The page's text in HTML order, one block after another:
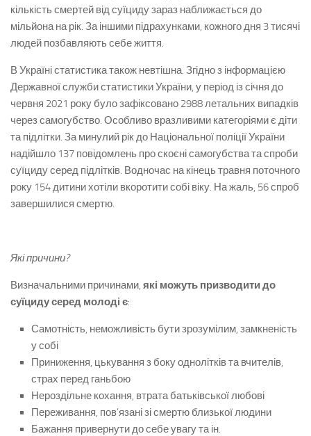
кількість смертей від суїциду зараз наближається до
мільйона на рік. За іншими підрахунками, кожного дня 3 тисячі
людей позбавляють себе життя.
В Україні статистика також невтішна. Згідно з інформацією
Державної служби статистики України, у період із січня до
червня 2021 року було зафіксовано 2988 летальних випадків
через самогубство. Особливо вразливими категоріями є діти
та підлітки. За минулий рік до Національної поліції України
надійшло 137 повідомлень про скоєні самогубства та спроби
суїциду серед підлітків. Водночас на кінець травня поточного
року 154 дитини хотіли вкоротити собі віку. На жаль, 56 спроб
завершилися смертю.
Які причини?
Визначальними причинами, які можуть призводити до
суїцидусеред молоді є:
Самотність, неможливість бути зрозумілим, замкненість
у собі
Приниження, цькування з боку однолітків та вчителів,
страх перед ганьбою
Нероздільне кохання, втрата батьківської любові
Переживання, пов’язані зі смертю близької людини
Бажання привернути до себе увагу та ін.